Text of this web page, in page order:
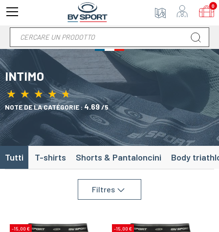
INTIMO
★ ★ ★ ★ ★
★ ★ ★ ★ ★
NOTE DE LA CATÉGORIE :4.69/5
Tutti T-shirts Shorts & Pantaloncini Body
Filtres
-15,00 € -15,00 €
0